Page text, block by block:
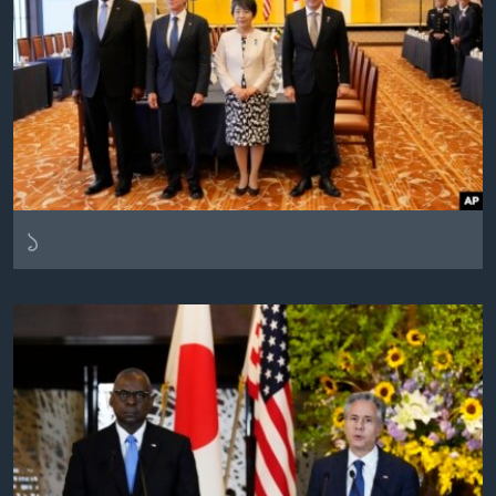
Learning English
FOLLOW US
অন্য ভাষায় ওয়েব সাইট
১